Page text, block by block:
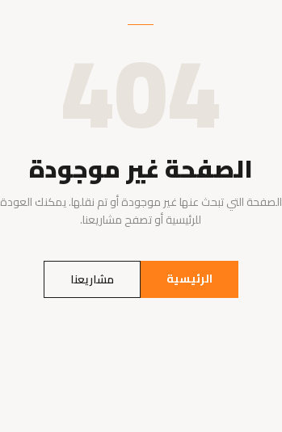
404
الصفحة غير موجودة
الصفحة التي تبحث عنها غير موجودة أو تم نقلها. يمكنك العودة
للرئيسية أو تصفح مشاريعنا.
الرئيسية مشاريعنا